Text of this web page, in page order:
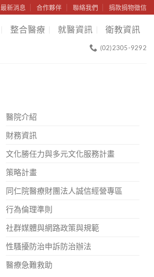
最新消息 合作夥伴 聯絡我們 捐款捐物徵信
整合醫療 就醫資訊 衛教資訊
(02)2305-9292
醫院介紹
財務資訊
文化勝任力與多元文化服務計畫
策略計畫
同仁院醫療財團法人誠信經營專區
行為倫理準則
社群媒體與網路政策與規範
性騷擾防治申訴防治辦法
醫療急難救助